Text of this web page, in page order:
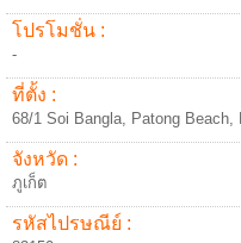
โปรโมชั่น :
-
ที่ตั้ง :
68/1 Soi Bangla, Patong Beach,
จังหวัด :
ภูเก็ต
รหัสไปรษณีย์ :